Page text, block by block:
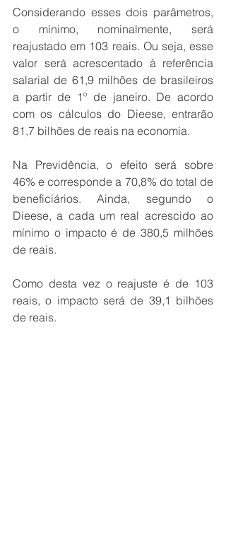
Considerando esses dois parâmetros,
o mínimo, nominalmente, será
reajustado em 103 reais. Ou seja, esse
valor será acrescentado à referência
salarial de 61,9 milhões de brasileiros
a partir de 1º de janeiro. De acordo
com os cálculos do Dieese, entrarão
81,7 bilhões de reais na economia.
Na Previdência, o efeito será sobre
46% e corresponde a 70,8% do total de
beneficiários. Ainda, segundo o
Dieese, a cada um real acrescido ao
mínimo o impacto é de 380,5 milhões
de reais.
Como desta vez o reajuste é de 103
reais, o impacto será de 39,1 bilhões
de reais.